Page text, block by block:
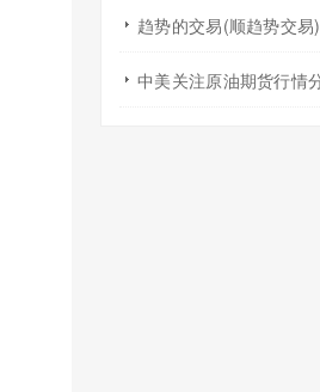
趋势的交易(顺趋势交易)